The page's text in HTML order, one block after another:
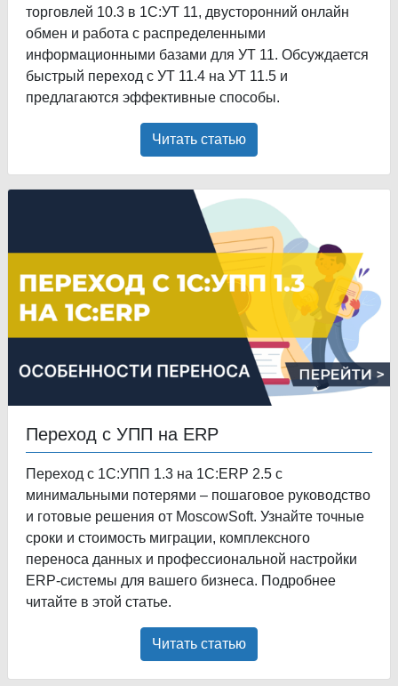
торговлей 10.3 в 1С:УТ 11, двусторонний онлайн
обмен и работа с распределенными
информационными базами для УТ 11. Обсуждается
быстрый переход с УТ 11.4 на УТ 11.5 и
предлагаются эффективные способы.
Читать статью
Переход с УПП на ERP
Переход с 1С:УПП 1.3 на 1С:ERP 2.5 с
минимальными потерями – пошаговое руководство
и готовые решения от MoscowSoft. Узнайте точные
сроки и стоимость миграции, комплексного
переноса данных и профессиональной настройки
ERP-системы для вашего бизнеса. Подробнее
читайте в этой статье.
Читать статью